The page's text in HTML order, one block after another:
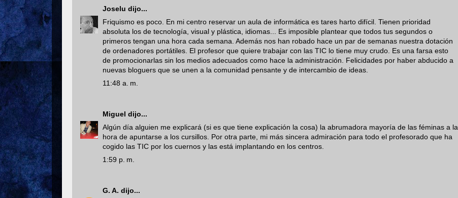
Joselu dijo...
Friquismo es poco. En mi centro reservar un aula de informática es tares harto difícil. Tienen prioridad
absoluta los de tecnología, visual y plástica, idiomas... Es imposible plantear que todos tus segundos o
primeros tengan una hora cada semana. Además nos han robado hace un par de semanas nuestra dotación
de ordenadores portátiles. El profesor que quiere trabajar con las TIC lo tiene muy crudo. Es una farsa esto
de promocionarlas sin los medios adecuados como hace la administración. Felicidades por haber abducido a
nuevas bloguers que se unen a la comunidad pensante y de intercambio de ideas.
11:48 a. m.
Miguel dijo...
Algún día alguien me explicará (si es que tiene explicación la cosa) la abrumadora mayoría de las féminas a la
hora de apuntarse a los cursillos. Por otra parte, mi más sincera admiración para todo el profesorado que ha
cogido las TIC por los cuernos y las está implantando en los centros.
1:59 p. m.
G. A. dijo...